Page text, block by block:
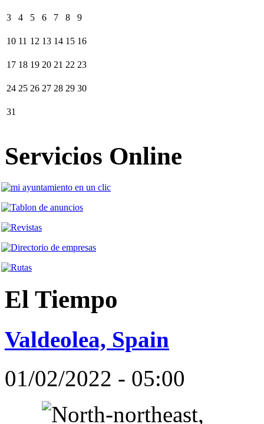
3 4 5 6 7 8 9
10 11 12 13 14 15 16
17 18 19 20 21 22 23
24 25 26 27 28 29 30
31
Servicios Online
El Tiempo
Valdeolea, Spain
01/02/2022 - 05:00